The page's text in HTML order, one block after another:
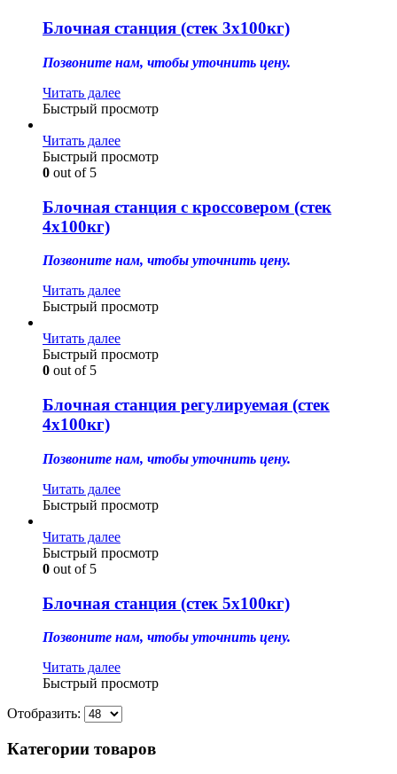
Блочная станция (стек 3х100кг)
Позвоните нам, чтобы уточнить цену.
Читать далее
Быстрый просмотр
Читать далее
Быстрый просмотр
0 out of 5
Блочная станция с кроссовером (стек
4х100кг)
Позвоните нам, чтобы уточнить цену.
Читать далее
Быстрый просмотр
Читать далее
Быстрый просмотр
0 out of 5
Блочная станция регулируемая (стек
4х100кг)
Позвоните нам, чтобы уточнить цену.
Читать далее
Быстрый просмотр
Читать далее
Быстрый просмотр
0 out of 5
Блочная станция (стек 5х100кг)
Позвоните нам, чтобы уточнить цену.
Читать далее
Быстрый просмотр
Отобразить:
Категории товаров